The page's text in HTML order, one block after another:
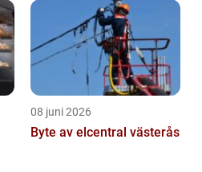
08 juni 2026
Byte av elcentral västerås